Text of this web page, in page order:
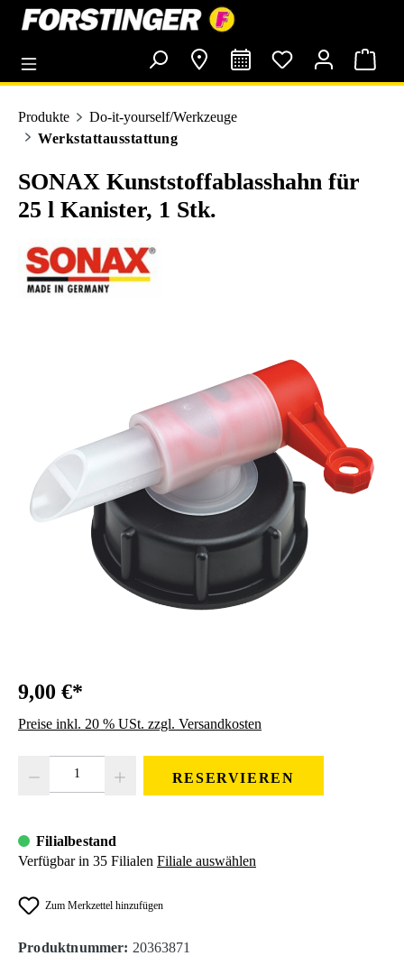
springen
Produkte
Do-it-yourself/Werkzeuge
Werkstattausstattung
SONAX Kunststoffablasshahn für
25 l Kanister, 1 Stk.
9,00 €*
Preise inkl. 20 % USt. zzgl. Versandkosten
RESERVIEREN
Filialbestand
Verfügbar in 35 Filialen Filiale auswählen
Zum Merkzettel hinzufügen
Produktnummer: 20363871